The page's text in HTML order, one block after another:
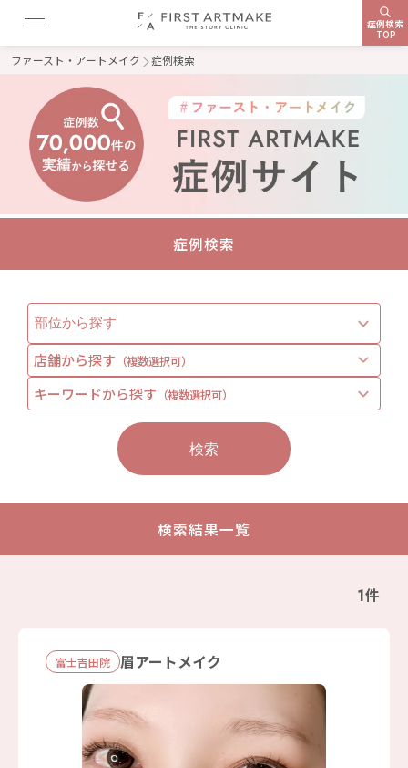
症例検索
TOP
ファースト・アートメイク 症例検索
症例検索
店舗から探す （複数選択可）
キーワードから探す （複数選択可）
検索
検索結果一覧
1件
富士吉田院 眉アートメイク